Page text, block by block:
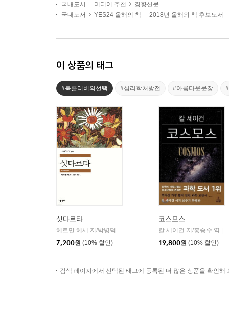
국내도서
미디어 추천
경향신문
국내도서
YES24 올해의 책 2018년 올해의 책 후보도서
이 상품의 태그
#북클러버의선택 #심리학처방전 #아름다운문장
싯다르타
헤르만 헤세 저/박병덕 역
7,200원 (10% 할인)
코스모스
칼 세이건 저/홍승수 역
19,800원 (10% 할인)
검색 페이지에서 선택된 태그에 등록된 더 많은 상품을 확인해